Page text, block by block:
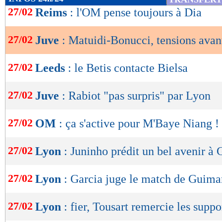
de
OK
27/02 Reims : l'OM pense toujours à Dia
27/02 Juve : Matuidi-Bonucci, tensions
27/02 Leeds : le Betis contacte Bielsa
27/02 Juve : Rabiot "pas surpris" par Lyon
27/02 OM : ça s'active pour M'Baye Niang !
27/02 Lyon : Juninho prédit un bel avenir à
27/02 Lyon : Garcia juge le match de
27/02 Lyon : fier, Tousart remercie les